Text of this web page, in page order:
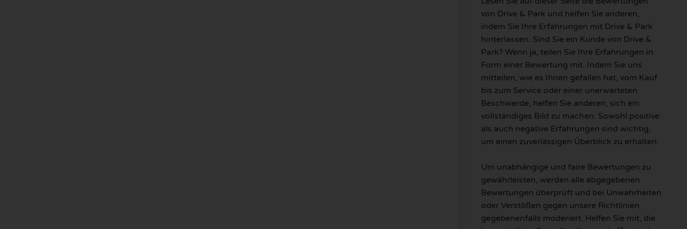
von Drive & Park und helfen Sie anderen,
indem Sie Ihre Erfahrungen mit Drive & Park
hinterlassen. Sind Sie ein Kunde von Drive &
Park? Wenn ja, teilen Sie Ihre Erfahrungen in
Form einer Bewertung mit. Indem Sie uns
mitteilen, wie es Ihnen gefallen hat, vom Kauf
bis zum Service oder einer unerwarteten
Beschwerde, helfen Sie anderen, sich ein
vollständiges Bild zu machen. Sowohl positive
als auch negative Erfahrungen sind wichtig,
um einen zuverlässigen Überblick zu erhalten.
Um unabhängige und faire Bewertungen zu
gewährleisten, werden alle abgegebenen
Bewertungen überprüft und bei Unwahrheiten
oder Verstößen gegen unsere Richtlinien
gegebenenfalls moderiert. Helfen Sie mit, die